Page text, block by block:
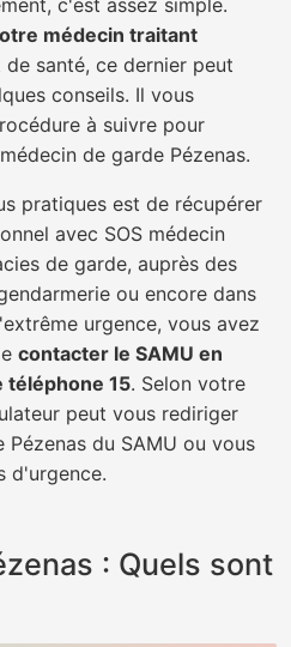
c'est assez simple.
médecin traitant
santé, ce dernier peut
conseils. Il vous
à suivre pour
de garde Pézenas.
pratiques est de récupérer
avec SOS médecin
de garde, auprès des
ou encore dans
urgence, vous avez
contacter le SAMU en
téléphone 15. Selon votre
peut vous rediriger
du SAMU ou vous
d'urgence.
: Quels sont